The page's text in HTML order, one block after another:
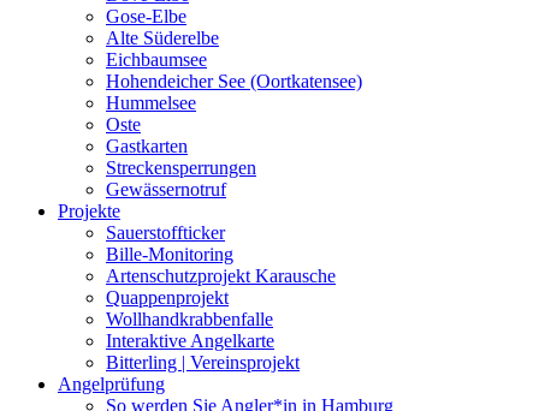
Gose-Elbe
Alte Süderelbe
Eichbaumsee
Hohendeicher See (Oortkatensee)
Hummelsee
Oste
Gastkarten
Streckensperrungen
Gewässernotruf
Projekte
Sauerstoffticker
Bille-Monitoring
Artenschutzprojekt Karausche
Quappenprojekt
Wollhandkrabbenfalle
Interaktive Angelkarte
Bitterling | Vereinsprojekt
Angelprüfung
So werden Sie Angler*in in Hamburg